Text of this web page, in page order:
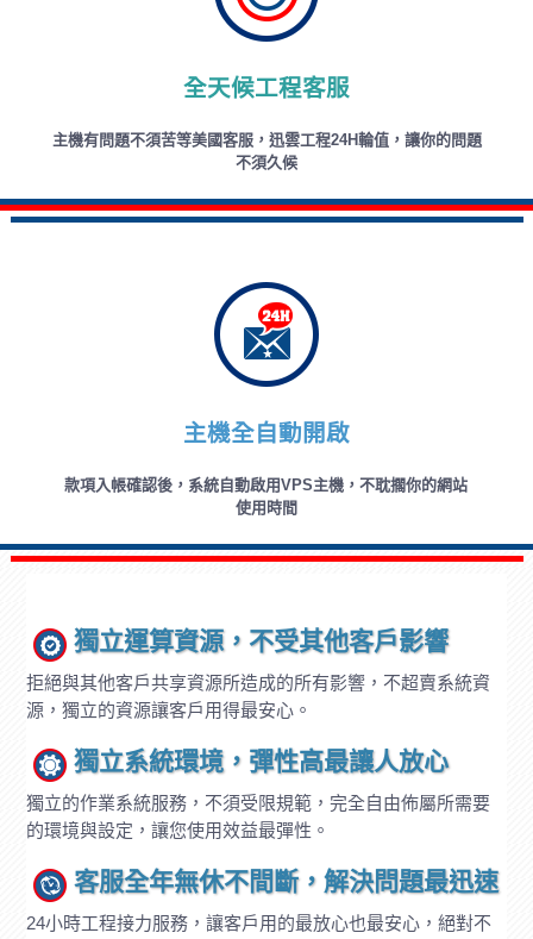
全天候工程客服
主機有問題不須苦等美國客服，迅雲工程24H輪值，讓你的問題
不須久候
主機全自動開啟
款項入帳確認後，系統自動啟用VPS主機，不耽擱你的網站
使用時間
獨立運算資源，不受其他客戶影響
拒絕與其他客戶共享資源所造成的所有影響，不超賣系統資
源，獨立的資源讓客戶用得最安心。
獨立系統環境，彈性高最讓人放心
獨立的作業系統服務，不須受限規範，完全自由佈屬所需要
的環境與設定，讓您使用效益最彈性。
客服全年無休不間斷，解決問題最迅速
24小時工程接力服務，讓客戶用的最放心也最安心，絕對不